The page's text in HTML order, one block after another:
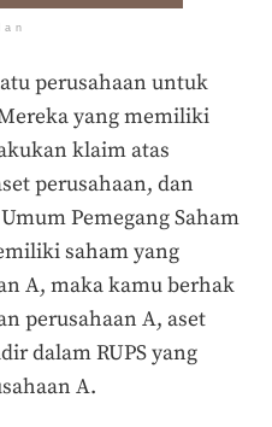
perusahaan untuk
yang memiliki
klaim atas
perusahaan, dan
Pemegang Saham
saham yang
A, maka kamu berhak
perusahaan A, aset
dalam RUPS yang
A.